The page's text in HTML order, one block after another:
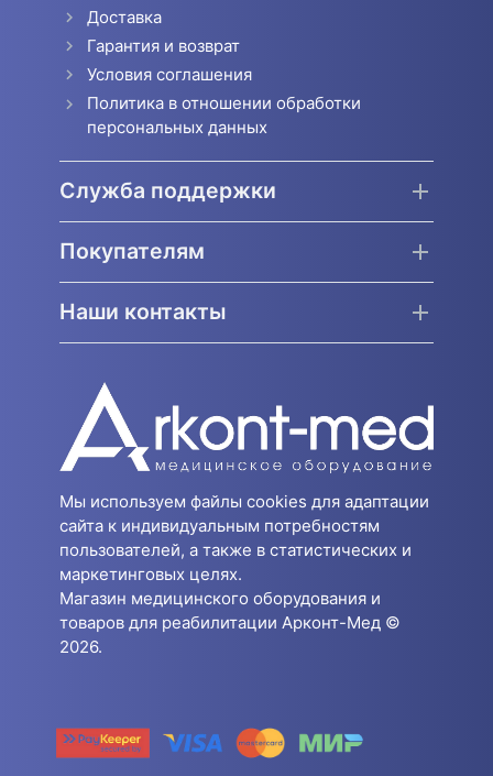
Доставка
Гарантия и возврат
Условия соглашения
Политика в отношении обработки
персональных данных
Служба поддержки
Покупателям
Наши контакты
Мы используем файлы cookies для адаптации
сайта к индивидуальным потребностям
пользователей, а также в статистических и
маркетинговых целях.
Магазин медицинского оборудования и
товаров для реабилитации Арконт-Мед ©
2026.